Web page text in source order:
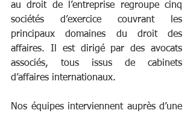
au droit de l’entreprise regroupe cinq
sociétés d’exercice couvrant les
principaux domaines du droit des
affaires. Il est dirigé par des avocats
associés, tous issus de cabinets
d’affaires internationaux.
Nos équipes interviennent auprès d’une